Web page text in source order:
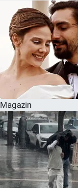
Magazin